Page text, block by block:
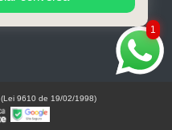
site
1
9610 de 19/02/1998)